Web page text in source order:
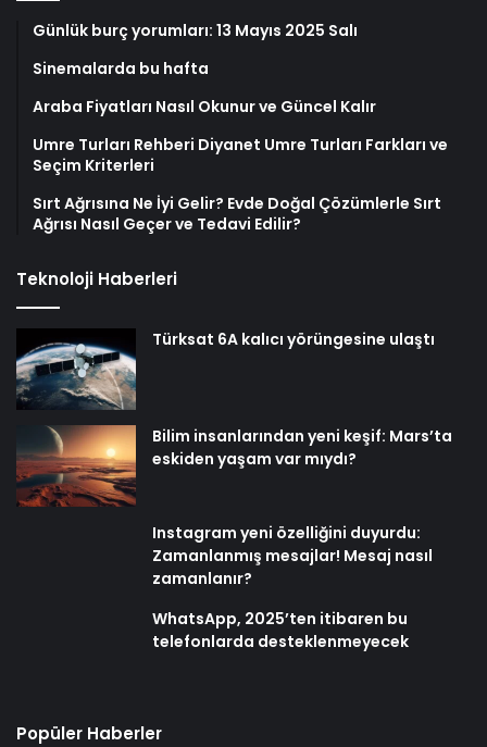
Günlük burç yorumları: 13 Mayıs 2025 Salı
Sinemalarda bu hafta
Araba Fiyatları Nasıl Okunur ve Güncel Kalır
Umre Turları Rehberi Diyanet Umre Turları Farkları ve
Seçim Kriterleri
Sırt Ağrısına Ne İyi Gelir? Evde Doğal Çözümlerle Sırt
Ağrısı Nasıl Geçer ve Tedavi Edilir?
Teknoloji Haberleri
Türksat 6A kalıcı yörüngesine ulaştı
Bilim insanlarından yeni keşif: Mars’ta
eskiden yaşam var mıydı?
Instagram yeni özelliğini duyurdu:
Zamanlanmış mesajlar! Mesaj nasıl
zamanlanır?
WhatsApp, 2025’ten itibaren bu
telefonlarda desteklenmeyecek
Popüler Haberler